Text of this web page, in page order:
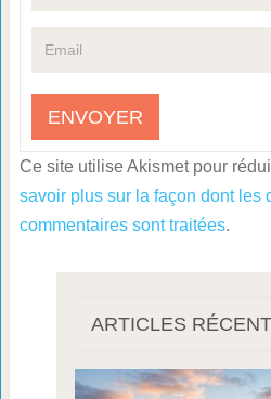
Ce site utilise Akismet pour
savoir plus sur la façon dont les
commentaires sont traitées.
ARTICLES